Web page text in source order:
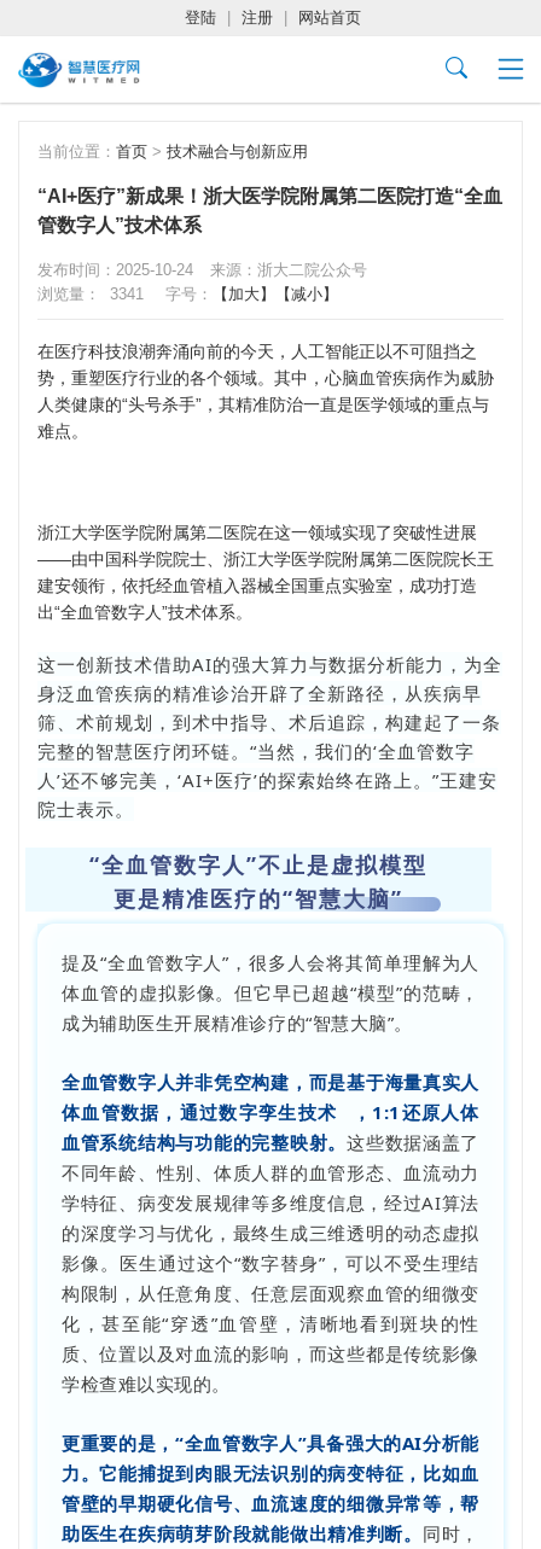
登陆 注册 网站首页
当前位置： 首页 > 技术融合与创新应用
“AI+医疗”新成果！浙大医学院附属第二医院打造“全血
管数字人”技术体系
发布时间：2025-10-24
来源：浙大二院公众号
浏览量：
3341 字号： 【加大】 【减小】
在医疗科技浪潮奔涌向前的今天，人工智能正以不可阻挡之
势，重塑医疗行业的各个领域。其中，心脑血管疾病作为威胁
人类健康的“头号杀手”，其精准防治一直是医学领域的重点与
难点。
浙江大学医学院附属第二医院在这一领域实现了突破性进展
——由中国科学院院士、浙江大学医学院附属第二医院院长王
建安领衔，依托经血管植入器械全国重点实验室，成功打造
出“全血管数字人”技术体系。
这一创新技术借助AI的强大算力与数据分析能力，为全
身泛血管疾病的精准诊治开辟了全新路径，从疾病早
筛、术前规划，到术中指导、术后追踪，构建起了一条
完整的智慧医疗闭环链。“当然，我们的‘全血管数字
人’还不够完美，‘AI+医疗’的探索始终在路上。”王建安
院士表示。
“全血管数字人”不止是虚拟模型
更是精准医疗的“智慧大脑”
提及“全血管数字人”，很多人会将其简单理解为人
体血管的虚拟影像。但它早已超越“模型”的范畴，
成为辅助医生开展精准诊疗的“智慧大脑”。
全血管数字人并非凭空构建，而是基于海量真实人
体血管数据，通过数字孪生技术
，1:1还原人体
血管系统结构与功能的完整映射。这些数据涵盖了
不同年龄、性别、体质人群的血管形态、血流动力
学特征、病变发展规律等多维度信息，经过AI算法
的深度学习与优化，最终生成三维透明的动态虚拟
影像。医生通过这个“数字替身”，可以不受生理结
构限制，从任意角度、任意层面观察血管的细微变
化，甚至能“穿透”血管壁，清晰地看到斑块的性
质、位置以及对血流的影响，而这些都是传统影像
学检查难以实现的。
更重要的是，“全血管数字人”具备强大的AI分析能
力。它能捕捉到肉眼无法识别的病变特征，比如血
管壁的早期硬化信号、血流速度的细微异常等，帮
助医生在疾病萌芽阶段就能做出精准判断。 同时，